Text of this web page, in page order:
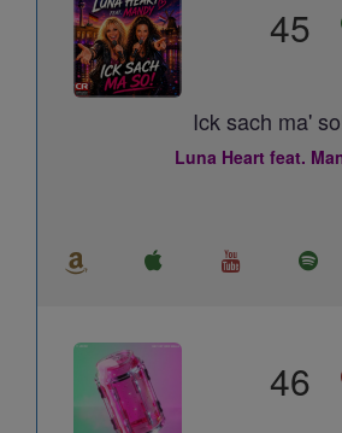
45
Ick sach ma'
Luna Heart feat.
46